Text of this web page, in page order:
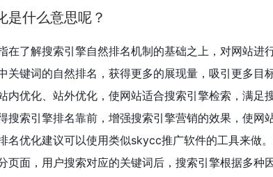
是什么意思呢？
在了解搜索引擎自然排名机制的基础之上，对网站进
关键词的自然排名，获得更多的展现量，吸引更多目
内优化、站外优化，使网站适合搜索引擎检索，满足
搜索引擎排名靠前，增强搜索引擎营销的效果，使网
名优化建议可以使用类似skycc推广软件的工具来做
页面，用户搜索对应的关键词后，搜索引擎根据多种